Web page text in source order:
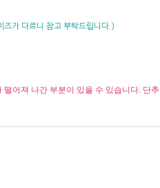
즈가 다르니 참고 부탁드립니다.)
어져 나간 부분이 있을 수 있습니다. 단